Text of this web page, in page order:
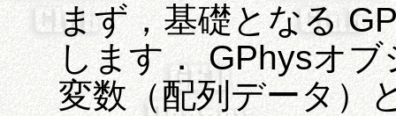
まず，基礎となる
します． GPhysオ
変数（配列データ）